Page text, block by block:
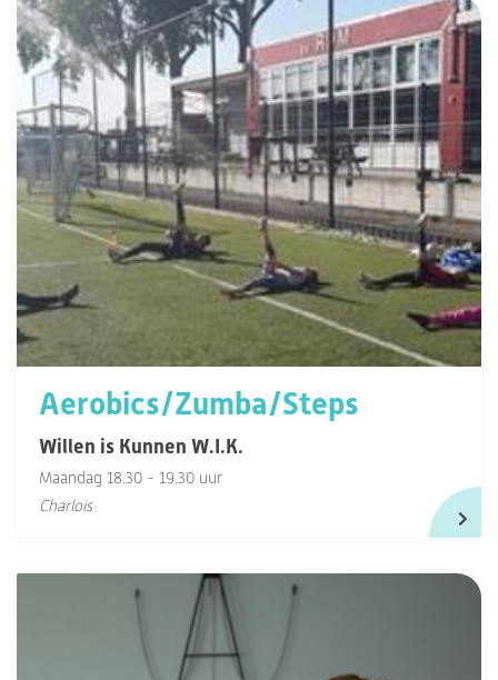
Aerobics/Zumba/Steps
Willen is Kunnen W.I.K.
Maandag 18.30 - 19.30 uur
Charlois